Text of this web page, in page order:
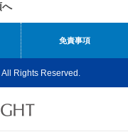
へ
免責事項
Rights Reserved.